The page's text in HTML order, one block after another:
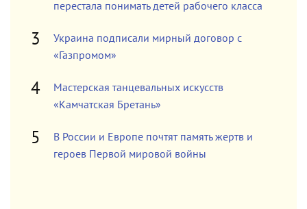
перестала понимать детей рабочего класса
Украина подписали мирный договор с
«Газпромом»
Мастерская танцевальных искусств
«Камчатская Бретань»
В России и Европе почтят память жертв и
героев Первой мировой войны